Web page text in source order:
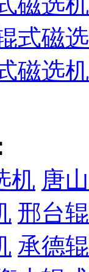
式磁
磁选机
机 唐
邢台
承德